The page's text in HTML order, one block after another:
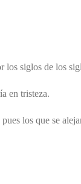
los siglos de los
en tristeza.
los que se